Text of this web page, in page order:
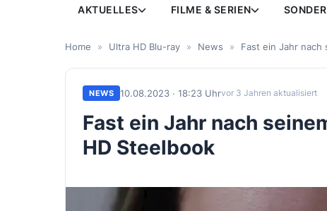
AKTUELLES FILME & SERIEN
Home » Ultra HD Blu-ray » News » Fast ein Jahr nach
NEWS 10.08.2023 · 18:23 Uhrvor 3 Jahren aktualisiert
Fast ein Jahr nach
HD Steelbook